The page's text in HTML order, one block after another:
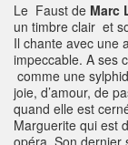
Le Faust de Marc
un timbre clair et
Il chante avec une
impeccable. A ses
comme une
joie, d’amour, de
quand elle est
Marguerite qui est